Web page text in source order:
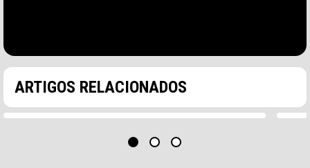
ARTIGOS RELACIONADOS
O estagnação do coworking No entanto, nos anos